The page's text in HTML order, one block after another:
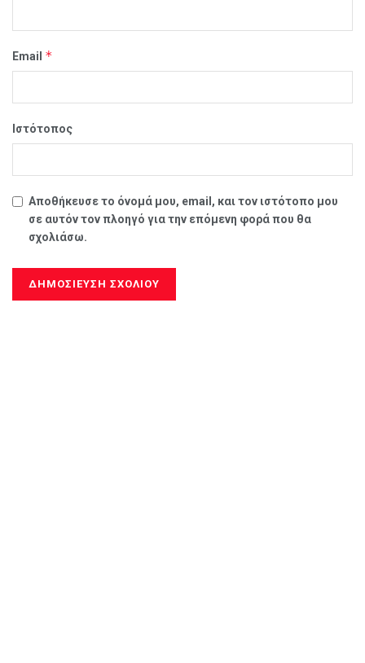
Email *
Ιστότοπος
Αποθήκευσε το όνομά μου, email, και τον ιστότοπο μου
σε αυτόν τον πλοηγό για την επόμενη φορά που θα
σχολιάσω.